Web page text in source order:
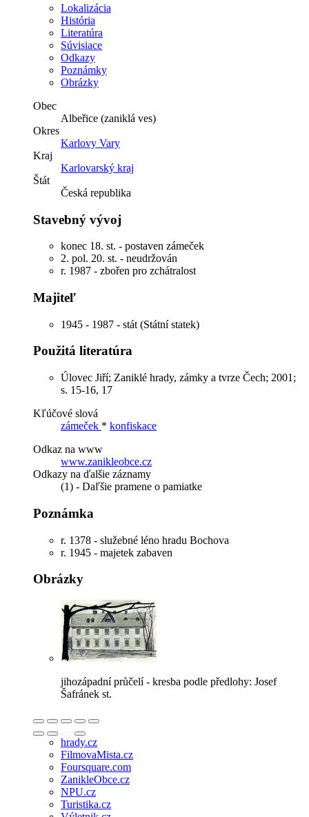
Lokalizácia
História
Literatúra
Súvisiace
Odkazy
Poznámky
Obrázky
Obec
Albeřice (zaniklá ves)
Okres
Karlovy Vary
Kraj
Karlovarský kraj
Štát
Česká republika
Stavebný vývoj
konec 18. st. - postaven zámeček
2. pol. 20. st. - neudržován
r. 1987 - zbořen pro zchátralost
Majiteľ
1945 - 1987 - stát (Státní statek)
Použitá literatúra
Úlovec Jiří; Zaniklé hrady, zámky a tvrze Čech; 2001;
s. 15-16, 17
Kľúčové slová
zámeček * konfiskace
Odkaz na www
www.zanikleobce.cz
Odkazy na ďalšie záznamy
(1) - Daľšie pramene o pamiatke
Poznámka
r. 1378 - služebné léno hradu Bochova
r. 1945 - majetek zabaven
Obrázky
jihozápadní průčelí - kresba podle předlohy: Josef
Šafránek st.
hrady.cz
FilmovaMista.cz
Foursquare.com
ZanikleObce.cz
NPU.cz
Turistika.cz